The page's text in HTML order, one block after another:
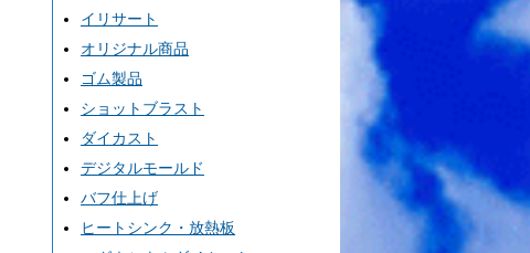
イリサート
オリジナル商品
ゴム製品
ショットブラスト
ダイカスト
デジタルモールド
バフ仕上げ
ヒートシンク・放熱板